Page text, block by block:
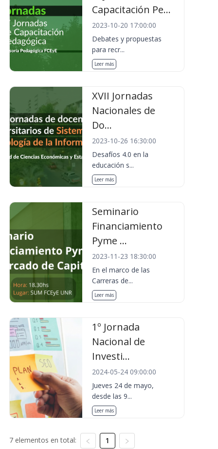
Capacitación Pe...
2023-10-20 17:00:00
Debates y propuestas
para recr...
Leer más
XVII Jornadas
Nacionales de
Do...
2023-10-26 16:30:00
Desafíos 4.0 en la
educación s...
Leer más
Seminario
Financiamiento
Pyme ...
2023-11-23 18:30:00
En el marco de las
Carreras de...
Leer más
1º Jornada
Nacional de
Investi...
2024-05-24 09:00:00
Jueves 24 de mayo,
desde las 9...
Leer más
7 elementos en total: 1